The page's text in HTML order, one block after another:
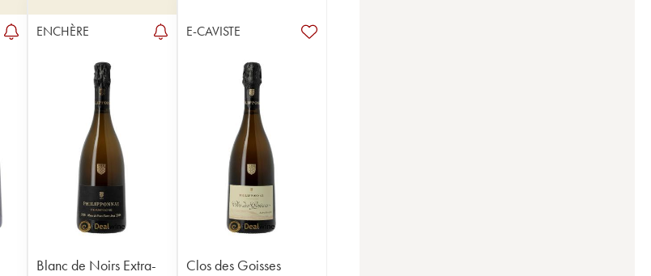
ENCHÈRE
Blanc de Noirs Extra-
E-CAVISTE
Clos des Goisses